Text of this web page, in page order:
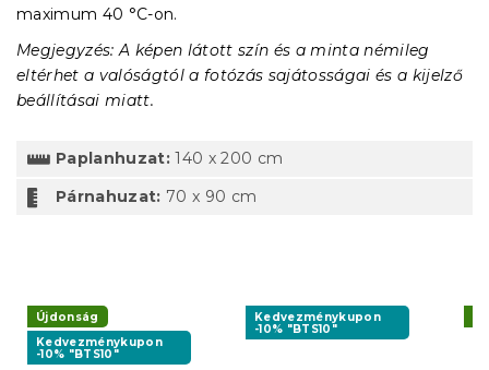
maximum 40 °C-on.
Megjegyzés: A képen látott szín és a minta némileg
eltérhet a valóságtól a fotózás sajátosságai és a kijelző
beállításai miatt.
Paplanhuzat: 140 x 200 cm
Párnahuzat: 70 x 90 cm
Újdonság
Kedvezménykupon
-10% "BTS10"
Kedvezménykupon
-10% "BTS10"